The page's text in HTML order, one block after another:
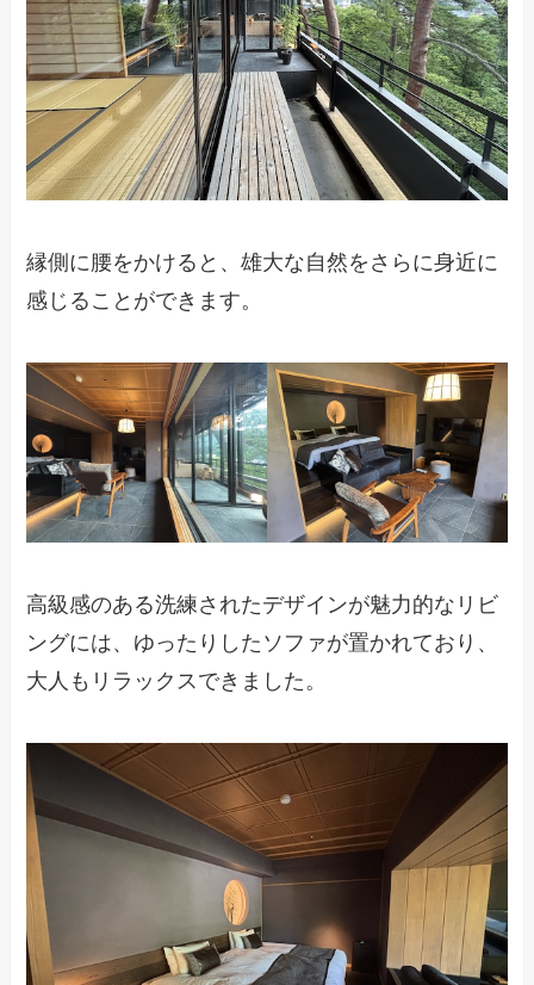
縁側に腰をかけると、雄大な自然をさらに身近に
感じることができます。
高級感のある洗練されたデザインが魅力的なリビ
ングには、ゆったりしたソファが置かれており、
大人もリラックスできました。